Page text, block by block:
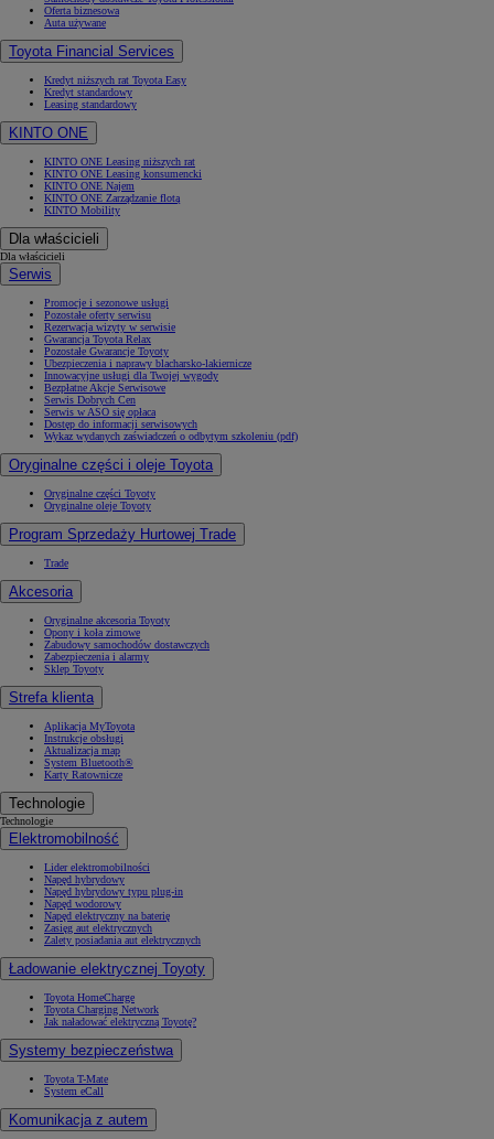
Oferta biznesowa
Auta używane
Toyota Financial Services
Kredyt niższych rat Toyota Easy
Kredyt standardowy
Leasing standardowy
KINTO ONE
KINTO ONE Leasing niższych rat
KINTO ONE Leasing konsumencki
KINTO ONE Najem
KINTO ONE Zarządzanie flotą
KINTO Mobility
Dla właścicieli
Dla właścicieli
Serwis
Promocje i sezonowe usługi
Pozostałe oferty serwisu
Rezerwacja wizyty w serwisie
Gwarancja Toyota Relax
Pozostałe Gwarancje Toyoty
Ubezpieczenia i naprawy blacharsko-lakiernicze
Innowacyjne usługi dla Twojej wygody
Bezpłatne Akcje Serwisowe
Serwis Dobrych Cen
Serwis w ASO się opłaca
Dostęp do informacji serwisowych
Wykaz wydanych zaświadczeń o odbytym szkoleniu (pdf)
Oryginalne części i oleje Toyota
Oryginalne części Toyoty
Oryginalne oleje Toyoty
Program Sprzedaży Hurtowej Trade
Trade
Akcesoria
Oryginalne akcesoria Toyoty
Opony i koła zimowe
Zabudowy samochodów dostawczych
Zabezpieczenia i alarmy
Sklep Toyoty
Strefa klienta
Aplikacja MyToyota
Instrukcje obsługi
Aktualizacja map
System Bluetooth®
Karty Ratownicze
Technologie
Technologie
Elektromobilność
Lider elektromobilności
Napęd hybrydowy
Napęd hybrydowy typu plug-in
Napęd wodorowy
Napęd elektryczny na baterię
Zasięg aut elektrycznych
Zalety posiadania aut elektrycznych
Ładowanie elektrycznej Toyoty
Toyota HomeCharge
Toyota Charging Network
Jak naładować elektryczną Toyotę?
Systemy bezpieczeństwa
Toyota T-Mate
System eCall
Komunikacja z autem